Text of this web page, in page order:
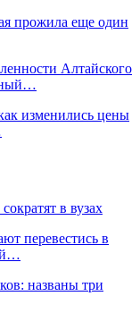
прожила еще один
Алтайского
изменились цены
в вузах
перевестись в
названы три